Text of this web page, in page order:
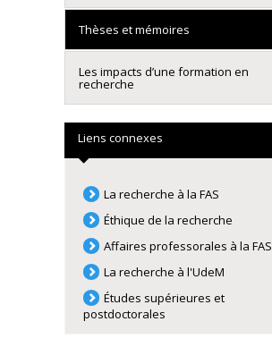
Thèses et mémoires
Les impacts d’une formation en
recherche
Liens connexes
La recherche à la FAS
Éthique de la recherche
Affaires professorales à la FAS
La recherche à l'UdeM
Études supérieures et
postdoctorales